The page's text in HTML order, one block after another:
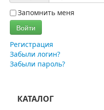
Запомнить меня
Войти
Регистрация
Забыли логин?
Забыли пароль?
КАТАЛОГ